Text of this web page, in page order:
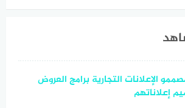
الإعلانات التجارية برامج العروض
إعلاناتهم